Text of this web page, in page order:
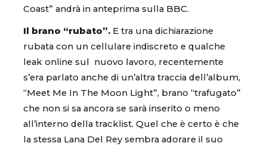
Coast” andrà in anteprima sulla BBC.
Il brano “rubato”. E tra una dichiarazione
rubata con un cellulare indiscreto e qualche
leak online sul nuovo lavoro, recentemente
s’era parlato anche di un’altra traccia dell’album,
“Meet Me In The Moon Light”, brano “trafugato”
che non si sa ancora se sarà inserito o meno
all’interno della tracklist. Quel che è certo è che
la stessa Lana Del Rey sembra adorare il suo